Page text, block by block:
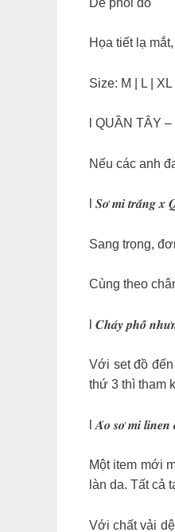
Họa tiết lạ
Size: M | L | XL
l QUẦN TÂY
Nếu các anh
l 𝑺𝒐̛ 𝒎𝒊 𝒕𝒓𝒂̆́𝒏𝒈 𝒙
Sang trọng,
Cùng theo
l 𝑪𝒉𝒂́𝒚 𝒑𝒉𝒐̂́
Với set đồ
thứ 3 thì tham
l 𝑨́𝒐 𝒔𝒐̛ 𝒎𝒊 𝒍𝒊𝒏𝒆𝒏
Một item mới
làn da. Tất cả
Với chất vải